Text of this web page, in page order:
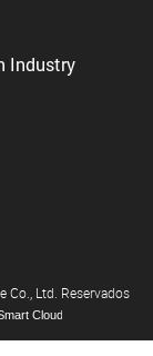
Industry
Co., Ltd. Reservados